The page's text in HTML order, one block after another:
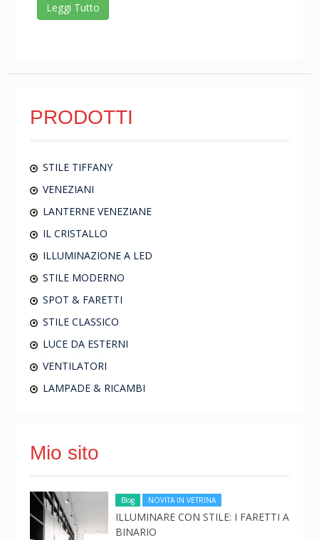
Leggi Tutto
PRODOTTI
STILE TIFFANY
VENEZIANI
LANTERNE VENEZIANE
IL CRISTALLO
ILLUMINAZIONE A LED
STILE MODERNO
SPOT & FARETTI
STILE CLASSICO
LUCE DA ESTERNI
VENTILATORI
LAMPADE & RICAMBI
Mio sito
Blog NOVITA IN VETRINA
ILLUMINARE CON STILE: I FARETTI A
BINARIO